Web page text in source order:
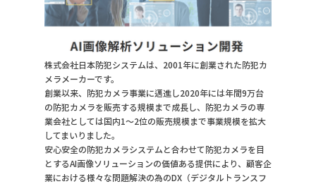
株式会社日本防犯システムは、2001年に創業された防犯カ
メラメーカーです。
創業以来、防犯カメラ事業に邁進し2020年には年間9万台
の防犯カメラを販売する規模まで成長し、防犯カメラの専
業会社としては国内1～2位の販売規模まで事業規模を拡大
してまいりました。
安心安全の防犯カメラシステムと合わせて防犯カメラを目
とするAI画像ソリューションの価値ある提供により、顧客企
業における様々な問題解決の為のDX（デジタルトランスフ